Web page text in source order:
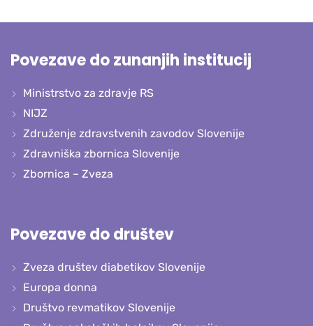
Povezave do zunanjih institucij
Ministrstvo za zdravje RS
NIJZ
Združenje zdravstvenih zavodov Slovenije
Zdravniška zbornica Slovenije
Zbornica – Zveza
Povezave do društev
Zveza društev diabetikov Slovenije
Europa donna
Društvo revmatikov Slovenije